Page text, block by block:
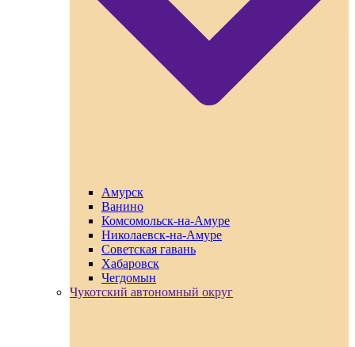
Амурск
Ванино
Комсомольск-на-Амуре
Николаевск-на-Амуре
Советская гавань
Хабаровск
Чегдомын
Чукотский автономный округ